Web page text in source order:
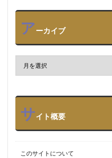
アーカイブ
サイト概要
このサイトについて